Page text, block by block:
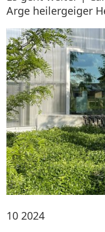
Arge heilergeiger
10 2024